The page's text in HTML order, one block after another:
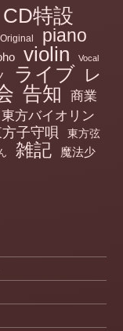
CD特設
Original piano
violin Vocal
ライブ レ
告知 商業
東方バイオリン
子守唄
東方弦
雑記
魔法少